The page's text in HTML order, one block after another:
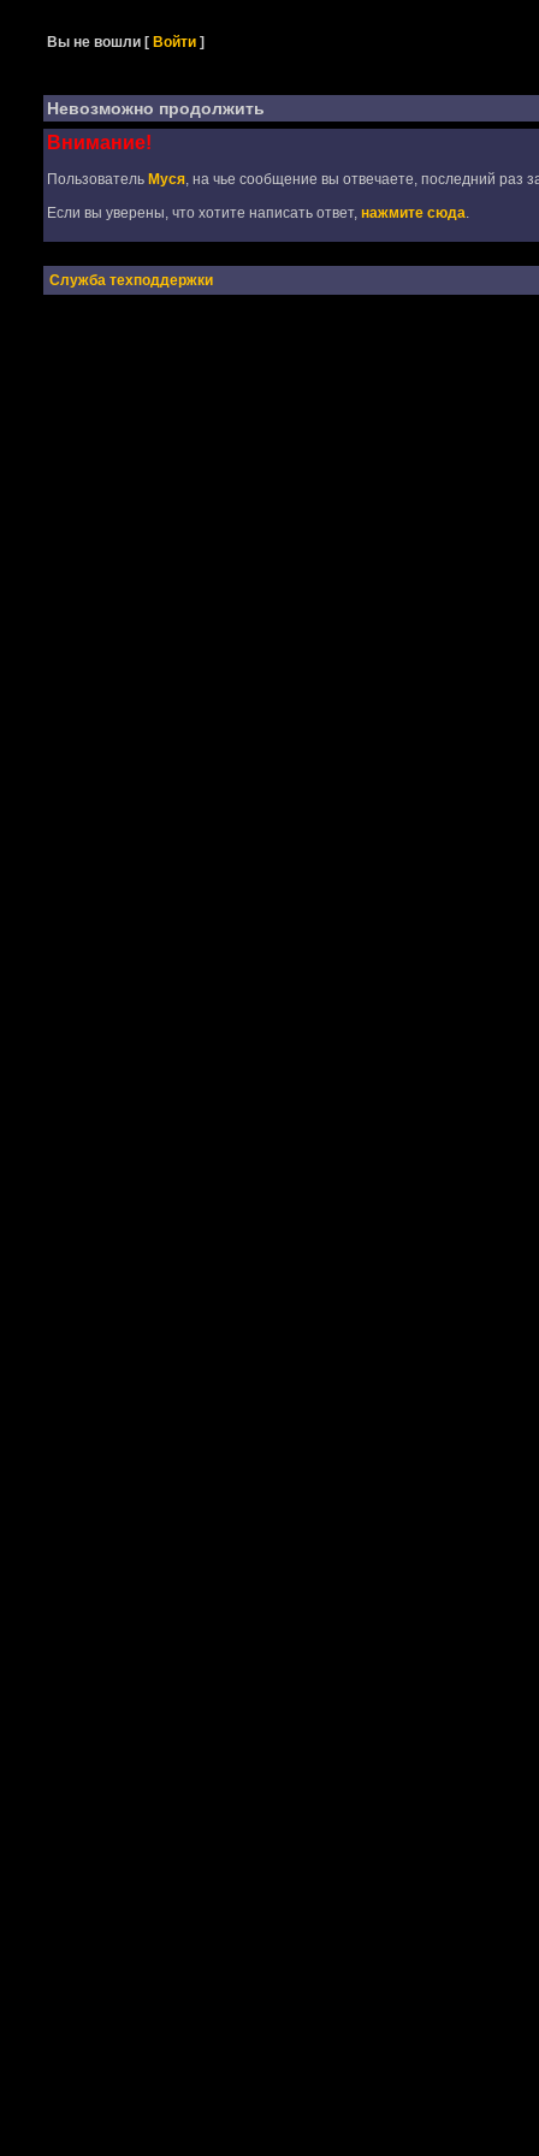
Вы не вошли [Войти ]
Невозможно продолжить
Внимание!
Пользователь Муся, на чье сообщение вы отвечаете, последний раз
Если вы уверены, что хотите написать ответ, нажмите сюда.
Служба техподдержки